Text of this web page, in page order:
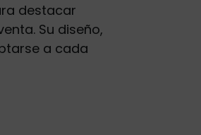
destacar
Su diseño,
a cada